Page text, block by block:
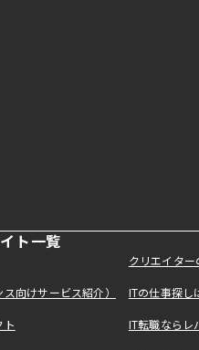
ト一覧
クリエイタ
向けサービス紹介） ITの仕事探
ト IT転職なら